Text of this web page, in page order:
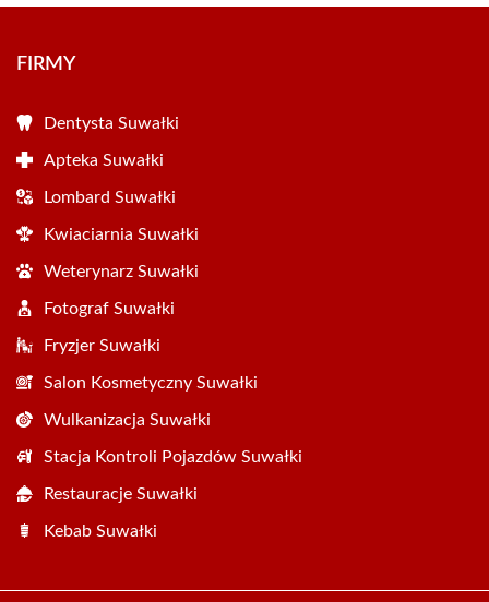
FIRMY
Dentysta Suwałki
Apteka Suwałki
Lombard Suwałki
Kwiaciarnia Suwałki
Weterynarz Suwałki
Fotograf Suwałki
Fryzjer Suwałki
Salon Kosmetyczny Suwałki
Wulkanizacja Suwałki
Stacja Kontroli Pojazdów Suwałki
Restauracje Suwałki
Kebab Suwałki